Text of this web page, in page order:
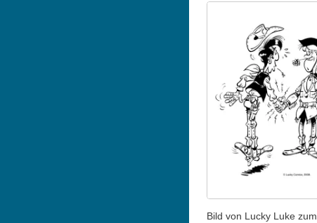
Bild von Lucky Luke zum